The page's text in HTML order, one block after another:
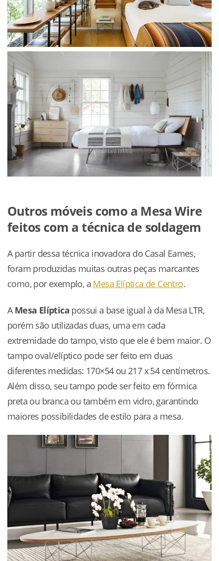
Outros móveis como a Mesa Wire
feitos com a técnica de soldagem
A partir dessa técnica inovadora do Casal Eames,
foram produzidas muitas outras peças marcantes
como, por exemplo, a Mesa Elíptica de Centro.
A Mesa Elíptica possui a base igual à da Mesa LTR,
porém são utilizadas duas, uma em cada
extremidade do tampo, visto que ele é bem maior. O
tampo oval/elíptico pode ser feito em duas
diferentes medidas: 170×54 ou 217 x 54 centímetros.
Além disso, seu tampo pode ser feito em fórmica
preta ou branca ou também em vidro, garantindo
maiores possibilidades de estilo para a mesa.